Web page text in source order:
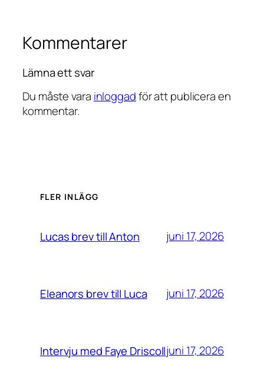
Kommentarer
Lämna ett svar
Du måste vara inloggadför att publicera en
kommentar.
FLER INLÄGG
Lucas brev till Anton juni 17, 2026
Eleanors brev till Luca juni 17, 2026
Intervju med Faye Driscolljuni 17, 2026